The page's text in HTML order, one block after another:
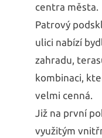
centra města.
Patrový
ulici nabízí
zahradu,
kombinaci,
velmi cenná.
Již na první
využitým